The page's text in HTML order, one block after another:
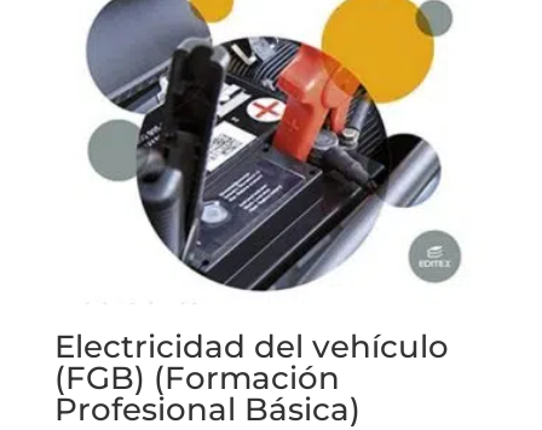
Electricidad del vehículo
(FGB) (Formación
Profesional Básica)